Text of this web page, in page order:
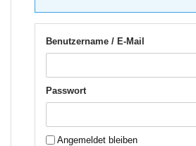
Benutzername / E-Mail
Passwort
Angemeldet bleiben